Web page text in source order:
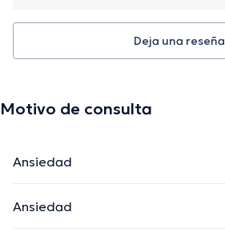
Deja una reseña
Motivo de consulta
Ansiedad
Ansiedad